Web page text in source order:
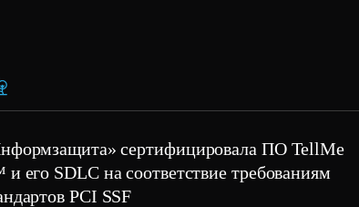
сертифицировала ПО TellMe
его SDLC на соответствие требованиям
PCI SSF